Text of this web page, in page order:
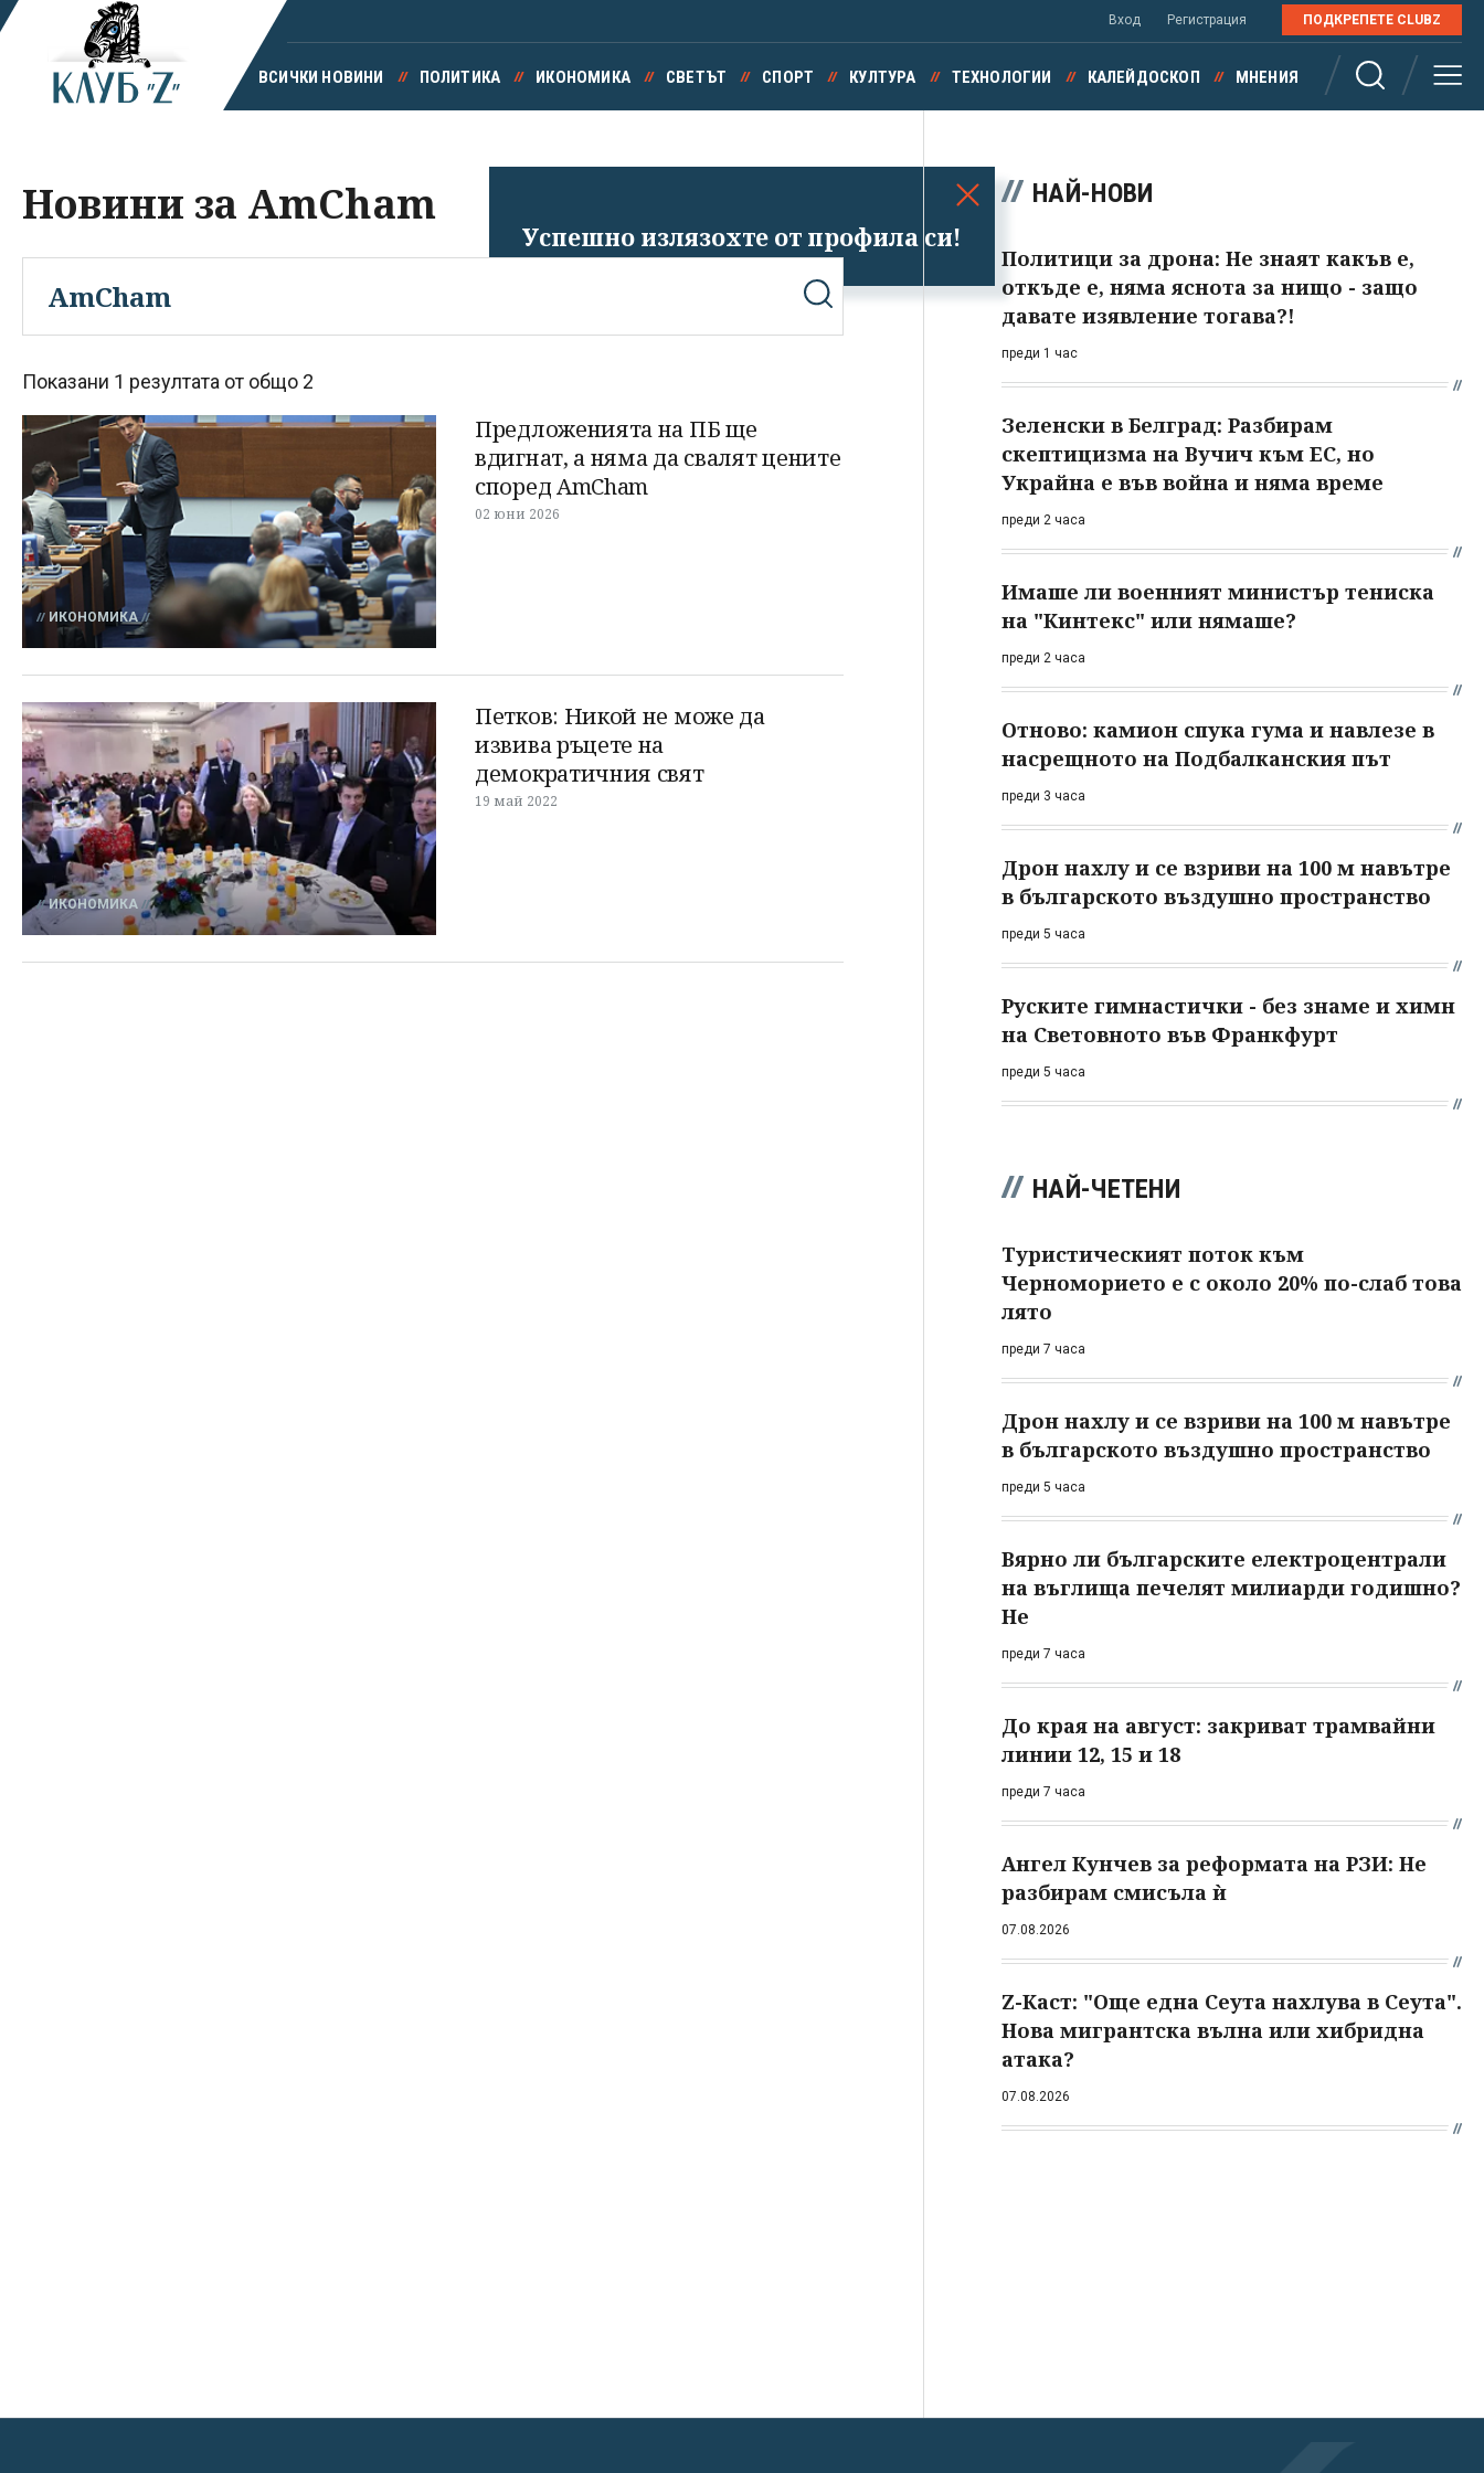
Успешно излязохте от профила си!
Вход Регистрация ПОДКРЕПЕТЕ CLUBZ
ВСИЧКИ НОВИНИ ПОЛИТИКА ИКОНОМИКА СВЕТЪТ СПОРТ КУЛТУРА ТЕХНОЛОГИИ КАЛЕЙДОСКОП МНЕНИЯ
Новини за AmCham
Показани 1 резултата от общо 2
ИКОНОМИКА
Предложенията на ПБ ще
вдигнат, а няма да свалят цените
според AmCham
02 юни 2026
ИКОНОМИКА
Петков: Никой не може да
извива ръцете на
демократичния свят
19 май 2022
НАЙ-НОВИ
Политици за дрона: Не знаят какъв е,
откъде е, няма яснота за нищо - защо
давате изявление тогава?!
преди 1 час
Зеленски в Белград: Разбирам
скептицизма на Вучич към ЕС, но
Украйна е във война и няма време
преди 2 часа
Имаше ли военният министър тениска
на "Кинтекс" или нямаше?
преди 2 часа
Отново: камион спука гума и навлезе в
насрещното на Подбалканския път
преди 3 часа
Дрон нахлу и се взриви на 100 м навътре
в българското въздушно пространство
преди 5 часа
Руските гимнастички - без знаме и химн
на Световното във Франкфурт
преди 5 часа
НАЙ-ЧЕТЕНИ
Туристическият поток към
Черноморието е с около 20% по-слаб това
лято
преди 7 часа
Дрон нахлу и се взриви на 100 м навътре
в българското въздушно пространство
преди 5 часа
Вярно ли българските електроцентрали
на въглища печелят милиарди годишно?
Не
преди 7 часа
До края на август: закриват трамвайни
линии 12, 15 и 18
преди 7 часа
Ангел Кунчев за реформата на РЗИ: Не
разбирам смисъла ѝ
07.08.2026
Z-Каст: "Още една Сеута нахлува в Сеута".
Нова мигрантска вълна или хибридна
атака?
07.08.2026